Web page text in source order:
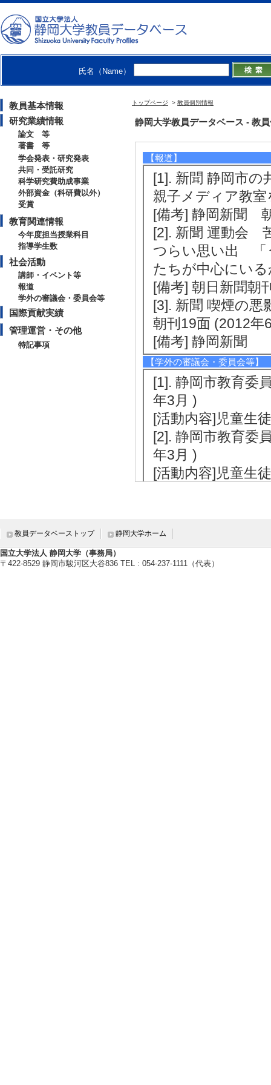
氏名（Name）
教員基本情報
研究業績情報
論文 等
著書 等
学会発表・研究発表
共同・受託研究
科学研究費助成事業
外部資金（科研費以外）
受賞
教育関連情報
今年度担当授業科目
指導学生数
社会活動
講師・イベント等
報道
学外の審議会・委員会等
国際貢献実績
管理運営・その他
特記事項
トップページ > 教員個別情報
静岡大学教員データベース - 教
[内容] メディア
者向け講演会
[5]. 講習会 静岡
習会 （2023年5月
[内容] 小学校の体
ついて
【報道】
[1]. 新聞 静岡市の
親子メディア教
[備考] 静岡新聞
[2]. 新聞 運動会
つらい思い出 「
たちが中心にい
[備考] 朝日新聞朝
[3]. 新聞 喫煙の
朝刊19面 (2012年
[備考] 静岡新聞
【学外の審議会・委員会等】
[1]. 静岡市教育委
年3月 )
[活動内容]児童生
[2]. 静岡市教育委
年3月 )
[活動内容]児童生
[活動内容]児童生
[4]. 静岡市教育委
年3月 )
教員データベーストップ 静岡大学ホーム
国立大学法人 静岡大学（事務局）
〒422-8529 静岡市駿河区大谷836 TEL : 054-237-1111（代表）